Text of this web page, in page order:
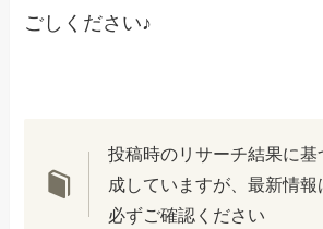
ごしください♪
投稿時のリサーチ結果に
成していますが、最新情報
必ずご確認ください